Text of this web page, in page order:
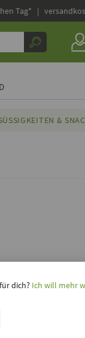
Tag* |
&
aus B-Vitaminen und
und gesunden
dich?Ich will mehr